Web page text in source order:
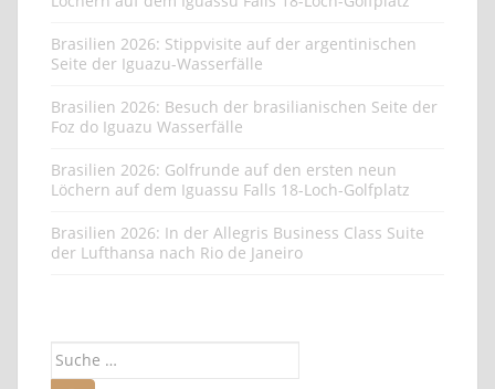
Brasilien 2026: Stippvisite auf der argentinischen
Seite der Iguazu-Wasserfälle
Brasilien 2026: Besuch der brasilianischen Seite der
Foz do Iguazu Wasserfälle
Brasilien 2026: Golfrunde auf den ersten neun
Löchern auf dem Iguassu Falls 18-Loch-Golfplatz
Brasilien 2026: In der Allegris Business Class Suite
der Lufthansa nach Rio de Janeiro